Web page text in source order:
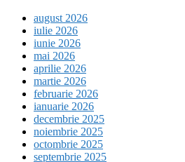
august 2026
iulie 2026
iunie 2026
mai 2026
aprilie 2026
martie 2026
februarie 2026
ianuarie 2026
decembrie 2025
noiembrie 2025
octombrie 2025
septembrie 2025